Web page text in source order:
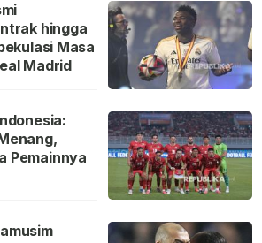
hingga
Masa
Madrid
Pemainnya